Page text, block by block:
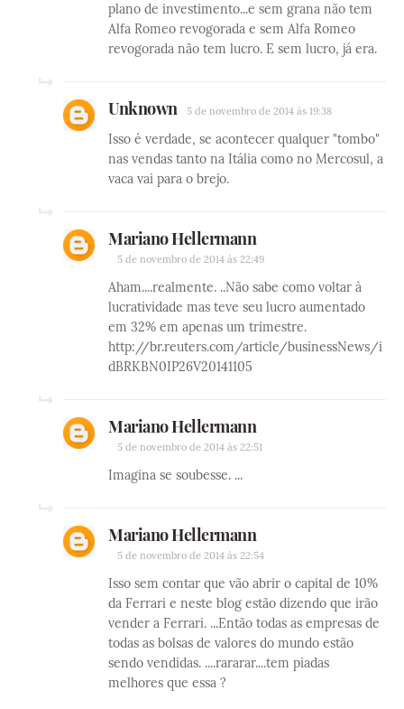
plano de investimento...e sem grana não tem
Alfa Romeo revogorada e sem Alfa Romeo
revogorada não tem lucro. E sem lucro, já era.
Unknown 5 de novembro de 2014 às 19:38
Isso é verdade, se acontecer qualquer "tombo"
nas vendas tanto na Itália como no Mercosul, a
vaca vai para o brejo.
Mariano Hellermann
5 de novembro de 2014 às 22:49
Aham....realmente. ..Não sabe como voltar à
lucratividade mas teve seu lucro aumentado
em 32% em apenas um trimestre.
http://br.reuters.com/article/businessNews/i
dBRKBN0IP26V20141105
Mariano Hellermann
5 de novembro de 2014 às 22:51
Imagina se soubesse. ...
Mariano Hellermann
5 de novembro de 2014 às 22:54
Isso sem contar que vão abrir o capital de 10%
da Ferrari e neste blog estão dizendo que irão
vender a Ferrari. ...Então todas as empresas de
todas as bolsas de valores do mundo estão
sendo vendidas. ....rararar....tem piadas
melhores que essa ?